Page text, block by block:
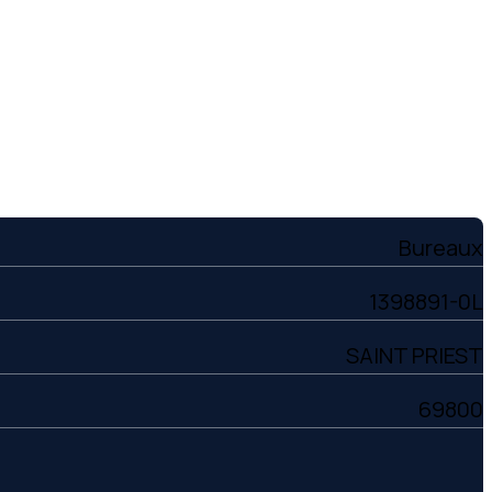
Bureaux
1398891-0L
SAINT PRIEST
69800